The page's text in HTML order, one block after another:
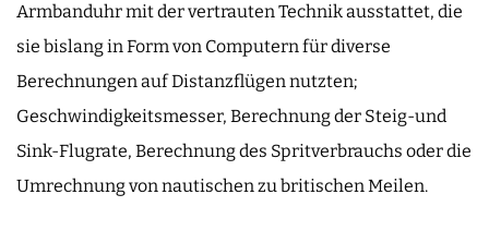
Armbanduhr mit der vertrauten Technik ausstattet, die
sie bislang in Form von Computern für diverse
Berechnungen auf Distanzflügen nutzten;
Geschwindigkeitsmesser, Berechnung der Steig-und
Sink-Flugrate, Berechnung des Spritverbrauchs oder die
Umrechnung von nautischen zu britischen Meilen.